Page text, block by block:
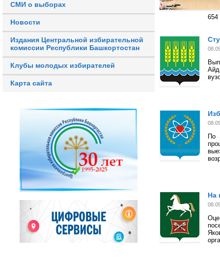
СМИ о выборах
Новости
Издания Центральной избирательной
комиссии Республики Башкортостан
Клубы молодых избирателей
Карта сайта
654
По
На